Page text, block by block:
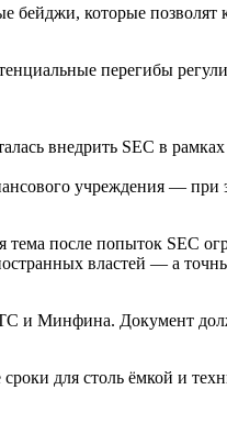
которые позволят
перегибы
внедрить SEC в
учреждения — при
тема после попыток SEC
властей — а
и Минфина. Документ
сроки для столь ёмкой и